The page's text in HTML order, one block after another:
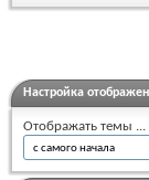
Настройка
Отображать темы ...